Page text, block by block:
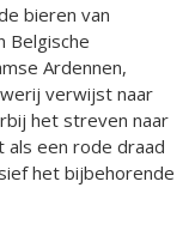
bieren van
Belgische
Ardennen,
verwijst naar
het streven naar
als een rode draad
het bijbehorende